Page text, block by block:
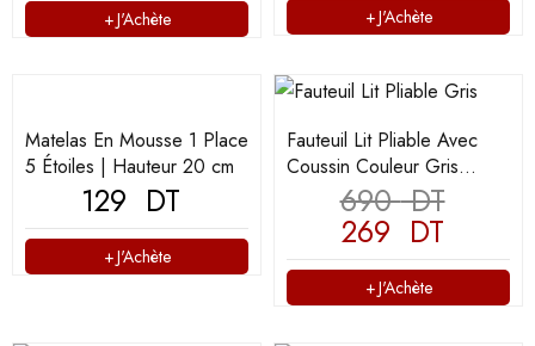
J'Achète J'Achète
Matelas En Mousse 1 Place
5 Étoiles | Hauteur 20 cm
129 DT
J'Achète
Fauteuil Lit Pliable Avec
Coussin Couleur Gris
690DT
269 DT
J'Achète